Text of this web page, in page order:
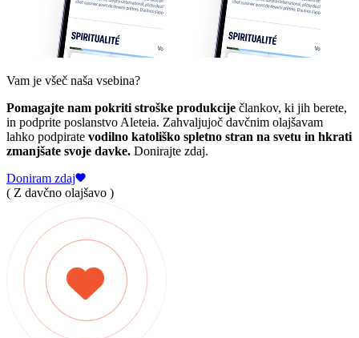
Vam je všeč naša vsebina?
Pomagajte nam pokriti stroške produkcije člankov, ki jih berete,
in podprite poslanstvo Aleteia. Zahvaljujoč davčnim olajšavam
lahko podpirate vodilno katoliško spletno stran na svetu in hkrati
zmanjšate svoje davke. Donirajte zdaj.
Doniram zdaj
( Z davčno olajšavo )